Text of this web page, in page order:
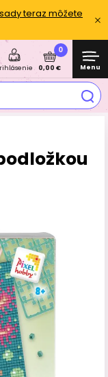
teraz môžete
0
0,00 € Menu